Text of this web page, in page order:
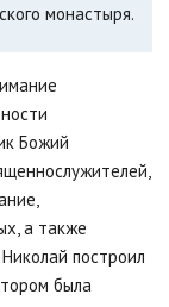
монастыря.
Божий
а также
построил
была